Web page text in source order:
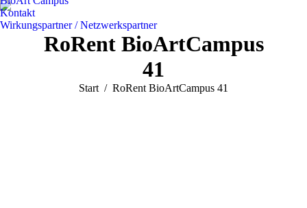
Kontakt
Wirkungspartner / Netzwerkspartner
RoRent BioArtCampus
41
Sie befinden sich hier:
Start RoRent BioArtCampus 41